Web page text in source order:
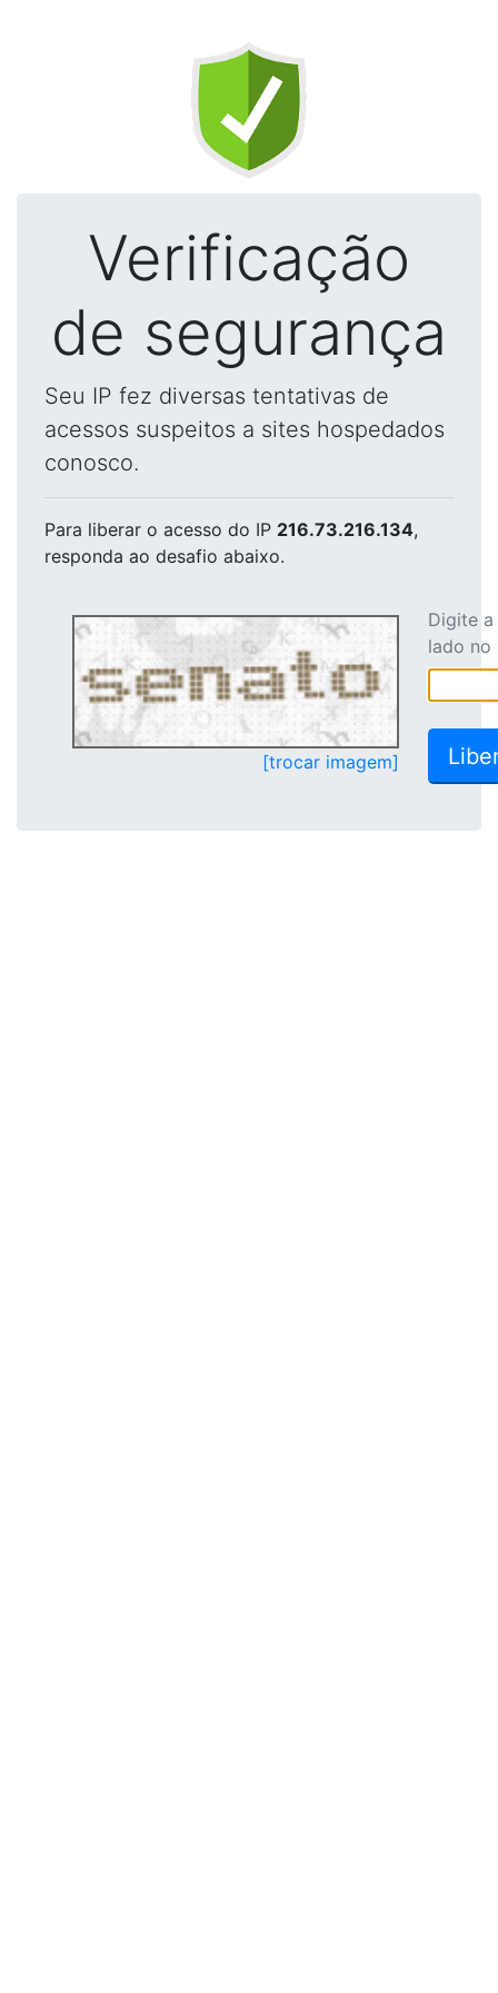
Verificação
de segurança
Seu IP fez diversas tentativas de
acessos suspeitos a sites hospedados
conosco.
Para liberar o acesso do IP 216.73.216.134,
responda ao desafio abaixo.
[trocar imagem]
Digite
lado no